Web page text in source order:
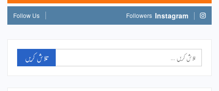
Instagram
Followers
Follow Us